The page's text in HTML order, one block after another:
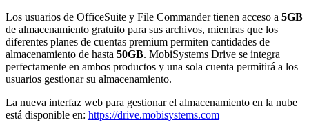
Los usuarios de OfficeSuite y File Commander tienen acceso a 5GB
de almacenamiento gratuito para sus archivos, mientras que los
diferentes planes de cuentas premium permiten cantidades de
almacenamiento de hasta 50GB. MobiSystems Drive se integra
perfectamente en ambos productos y una sola cuenta permitirá a los
usuarios gestionar su almacenamiento.
La nueva interfaz web para gestionar el almacenamiento en la nube
está disponible en: https://drive.mobisystems.com